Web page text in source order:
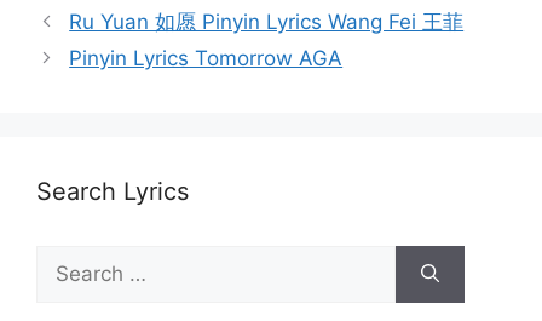
Post
navigation
Ru Yuan 如愿 Pinyin Lyrics Wang Fei 王菲
Pinyin Lyrics Tomorrow AGA
Search Lyrics
for: